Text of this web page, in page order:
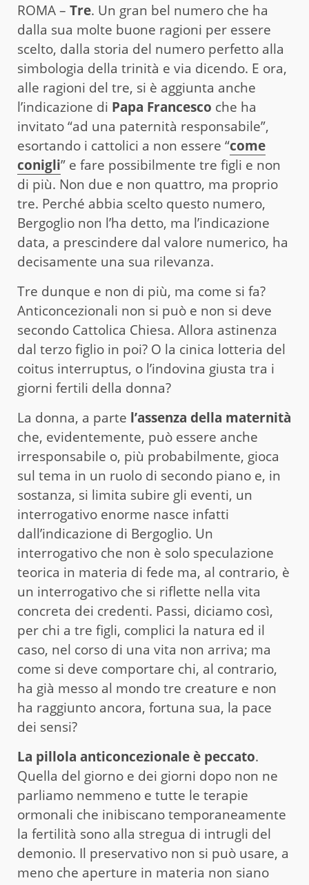
ROMA – Tre. Un gran bel numero che ha
dalla sua molte buone ragioni per essere
scelto, dalla storia del numero perfetto alla
simbologia della trinità e via dicendo. E ora,
alle ragioni del tre, si è aggiunta anche
l’indicazione di Papa Francesco che ha
invitato “ad una paternità responsabile”,
esortando i cattolici a non essere “come
conigli” e fare possibilmente tre figli e non
di più. Non due e non quattro, ma proprio
tre. Perché abbia scelto questo numero,
Bergoglio non l’ha detto, ma l’indicazione
data, a prescindere dal valore numerico, ha
decisamente una sua rilevanza.
Tre dunque e non di più, ma come si fa?
Anticoncezionali non si può e non si deve
secondo Cattolica Chiesa. Allora astinenza
dal terzo figlio in poi? O la cinica lotteria del
coitus interruptus, o l’indovina giusta tra i
giorni fertili della donna?
La donna, a parte l’assenza della maternità
che, evidentemente, può essere anche
irresponsabile o, più probabilmente, gioca
sul tema in un ruolo di secondo piano e, in
sostanza, si limita subire gli eventi, un
interrogativo enorme nasce infatti
dall’indicazione di Bergoglio. Un
interrogativo che non è solo speculazione
teorica in materia di fede ma, al contrario, è
un interrogativo che si riflette nella vita
concreta dei credenti. Passi, diciamo così,
per chi a tre figli, complici la natura ed il
caso, nel corso di una vita non arriva; ma
come si deve comportare chi, al contrario,
ha già messo al mondo tre creature e non
ha raggiunto ancora, fortuna sua, la pace
dei sensi?
La pillola anticoncezionale è peccato.
Quella del giorno e dei giorni dopo non ne
parliamo nemmeno e tutte le terapie
ormonali che inibiscano temporaneamente
la fertilità sono alla stregua di intrugli del
demonio. Il preservativo non si può usare, a
meno che aperture in materia non siano